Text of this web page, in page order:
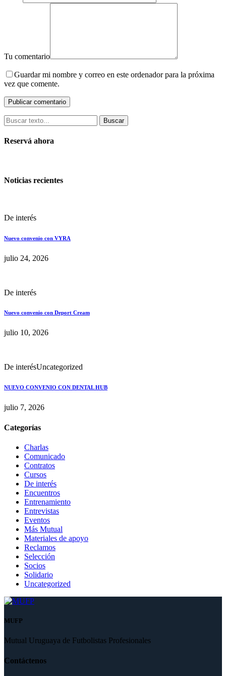
Tu comentario
Guardar mi nombre y correo en este ordenador para la próxima
vez que comente.
Buscar
Reservá ahora
Noticias recientes
De interés
Nuevo convenio con VYRA
julio 24, 2026
De interés
Nuevo convenio con Deport Cream
julio 10, 2026
De interésUncategorized
NUEVO CONVENIO CON DENTAL HUB
julio 7, 2026
Categorías
Charlas
Comunicado
Contratos
Cursos
De interés
Encuentros
Entrenamiento
Entrevistas
Eventos
Más Mutual
Materiales de apoyo
Reclamos
Selección
Socios
Solidario
Uncategorized
MUFP
Mutual Uruguaya de Futbolistas Profesionales
Contáctenos